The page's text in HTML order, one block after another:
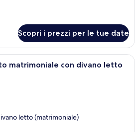
Scopri i prezzi per le tue date
Una camera d'albergo con un letto,
matrimoniale con divano letto
letto (matrimoniale)